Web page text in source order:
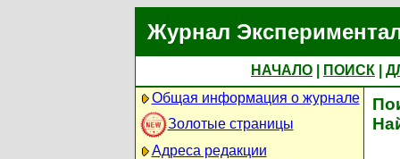
Журнал
НАЧАЛО ПОИСК
Общая информация о журнале
Золотые страницы
Адреса редакции